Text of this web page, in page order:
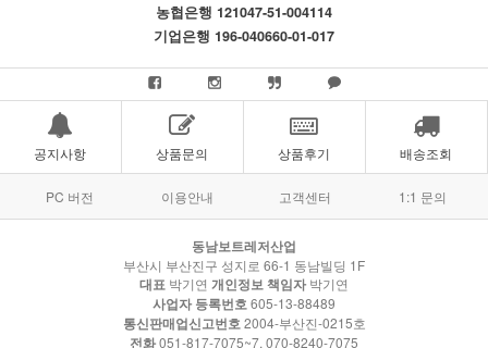
농협은행 121047-51-004114
기업은행 196-040660-01-017
공지사항 상품문의 상품후기 배송조회
PC 버전 이용안내 고객센터 1:1 문의
동남보트레저산업
부산시 부산진구 성지로 66-1 동남빌딩 1F
대표 박기연 개인정보 책임자 박기연
사업자 등록번호605-13-88489
통신판매업신고번호 2004-부산진-0215호
전화051-817-7075~7, 070-8240-7075